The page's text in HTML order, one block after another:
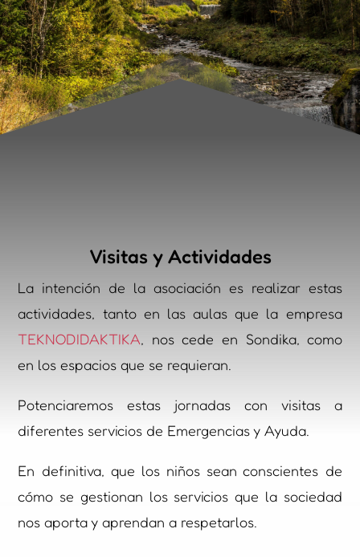
Visitas y Actividades
La intención de la asociación es realizar estas
actividades, tanto en las aulas que la empresa
TEKNODIDAKTIKA, nos cede en Sondika, como
en los espacios que se requieran.
Potenciaremos estas jornadas con visitas a
diferentes servicios de Emergencias y Ayuda.
En definitiva, que los niños sean conscientes de
cómo se gestionan los servicios que la sociedad
nos aporta y aprendan a respetarlos.